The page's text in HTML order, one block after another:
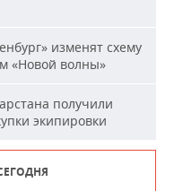
изменят схему
«Новой волны»
получили
экипировки